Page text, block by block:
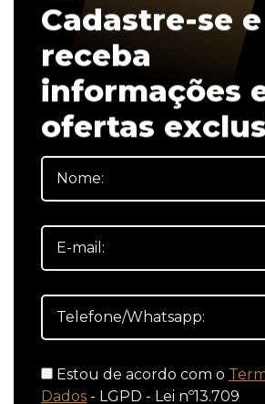
Cadastre-se e
receba
informações
ofertas
Estou de acordo com o
Dados - LGPD - Lei nº13.709